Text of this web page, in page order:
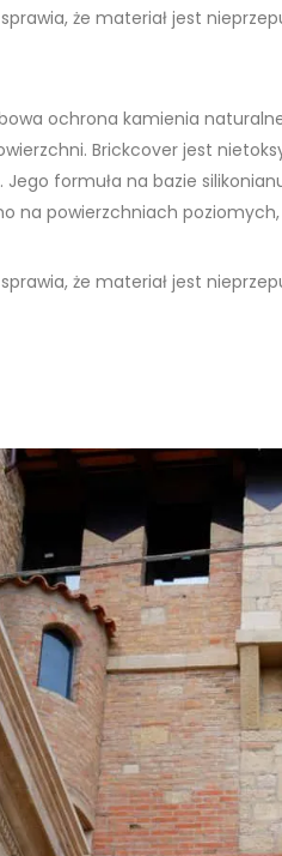
że materiał jest
ochrona kamienia
Brickcover jest
formuła na bazie
na powierzchniach
że materiał jest